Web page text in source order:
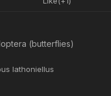
(butterflies)
lathoniellus